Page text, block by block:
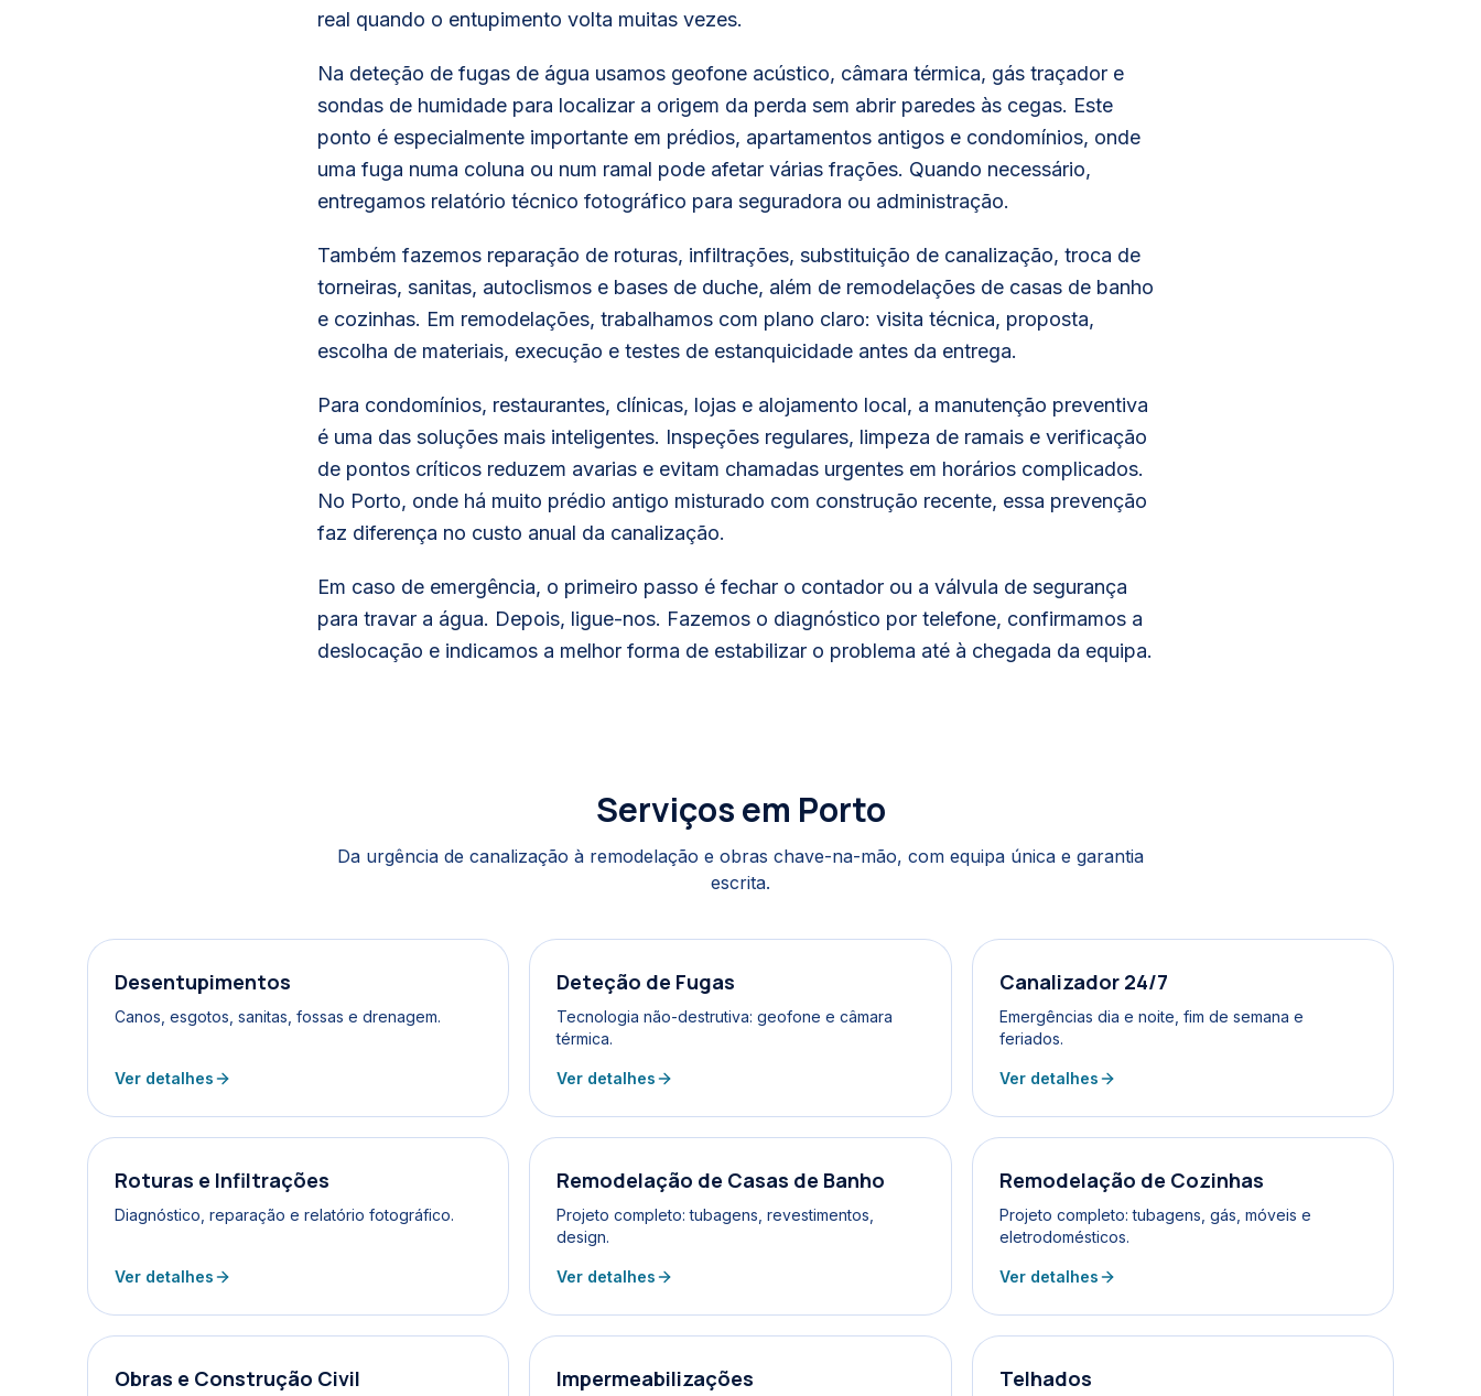
real quando o entupimento volta muitas vezes.
Na deteção de fugas de água usamos geofone acústico, câmara térmica, gás traçador e
sondas de humidade para localizar a origem da perda sem abrir paredes às cegas. Este
ponto é especialmente importante em prédios, apartamentos antigos e condomínios, onde
uma fuga numa coluna ou num ramal pode afetar várias frações. Quando necessário,
entregamos relatório técnico fotográfico para seguradora ou administração.
Também fazemos reparação de roturas, infiltrações, substituição de canalização, troca de
torneiras, sanitas, autoclismos e bases de duche, além de remodelações de casas de banho
e cozinhas. Em remodelações, trabalhamos com plano claro: visita técnica, proposta,
escolha de materiais, execução e testes de estanquicidade antes da entrega.
Para condomínios, restaurantes, clínicas, lojas e alojamento local, a manutenção preventiva
é uma das soluções mais inteligentes. Inspeções regulares, limpeza de ramais e verificação
de pontos críticos reduzem avarias e evitam chamadas urgentes em horários complicados.
No Porto, onde há muito prédio antigo misturado com construção recente, essa prevenção
faz diferença no custo anual da canalização.
Em caso de emergência, o primeiro passo é fechar o contador ou a válvula de segurança
para travar a água. Depois, ligue-nos. Fazemos o diagnóstico por telefone, confirmamos a
deslocação e indicamos a melhor forma de estabilizar o problema até à chegada da equipa.
Serviços em Porto
Da urgência de canalização à remodelação e obras chave-na-mão, com equipa única e garantia
escrita.
Desentupimentos
Canos, esgotos, sanitas, fossas e drenagem.
Ver detalhes
Deteção de Fugas
Tecnologia não-destrutiva: geofone e câmara
térmica.
Ver detalhes
Canalizador 24/7
Emergências dia e noite, fim de semana e
feriados.
Ver detalhes
Roturas e Infiltrações
Diagnóstico, reparação e relatório fotográfico.
Ver detalhes
Remodelação de Casas de Banho
Projeto completo: tubagens, revestimentos,
design.
Ver detalhes
Remodelação de Cozinhas
Projeto completo: tubagens, gás, móveis e
eletrodomésticos.
Ver detalhes
Obras e Construção Civil Impermeabilizações Telhados